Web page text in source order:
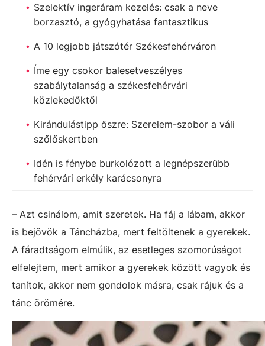
Szelektív ingeráram kezelés: csak a neve
borzasztó, a gyógyhatása fantasztikus
A 10 legjobb játszótér Székesfehérváron
Íme egy csokor balesetveszélyes
szabálytalanság a székesfehérvári
közlekedőktől
Kirándulástipp őszre: Szerelem-szobor a váli
szőlőskertben
Idén is fénybe burkolózott a legnépszerűbb
fehérvári erkély karácsonyra
– Azt csinálom, amit szeretek. Ha fáj a lábam, akkor
is bejövök a Táncházba, mert feltöltenek a gyerekek.
A fáradtságom elmúlik, az esetleges szomorúságot
elfelejtem, mert amikor a gyerekek között vagyok és
tanítok, akkor nem gondolok másra, csak rájuk és a
tánc örömére.